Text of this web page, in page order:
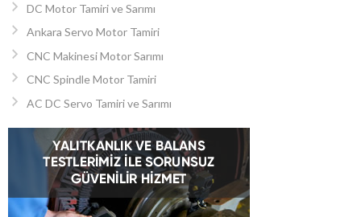
DC Motor Tamiri ve Sarımı
Ankara Servo Motor Tamiri
CNC Makinesi Motor Sarımı
CNC Spindle Motor Tamiri
AC DC Servo Tamiri ve Sarımı